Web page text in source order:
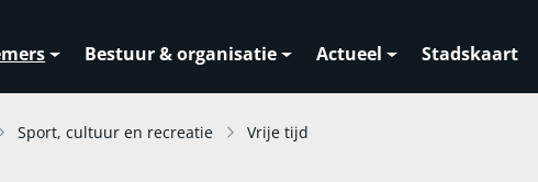
Bestuur & organisatie Actueel Stadskaart
Sport, cultuur en recreatie Vrije tijd